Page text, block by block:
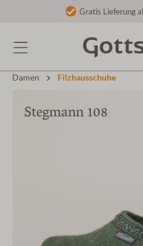
Gratis Lieferung
Damen Filzhausschuhe
Stegmann 108